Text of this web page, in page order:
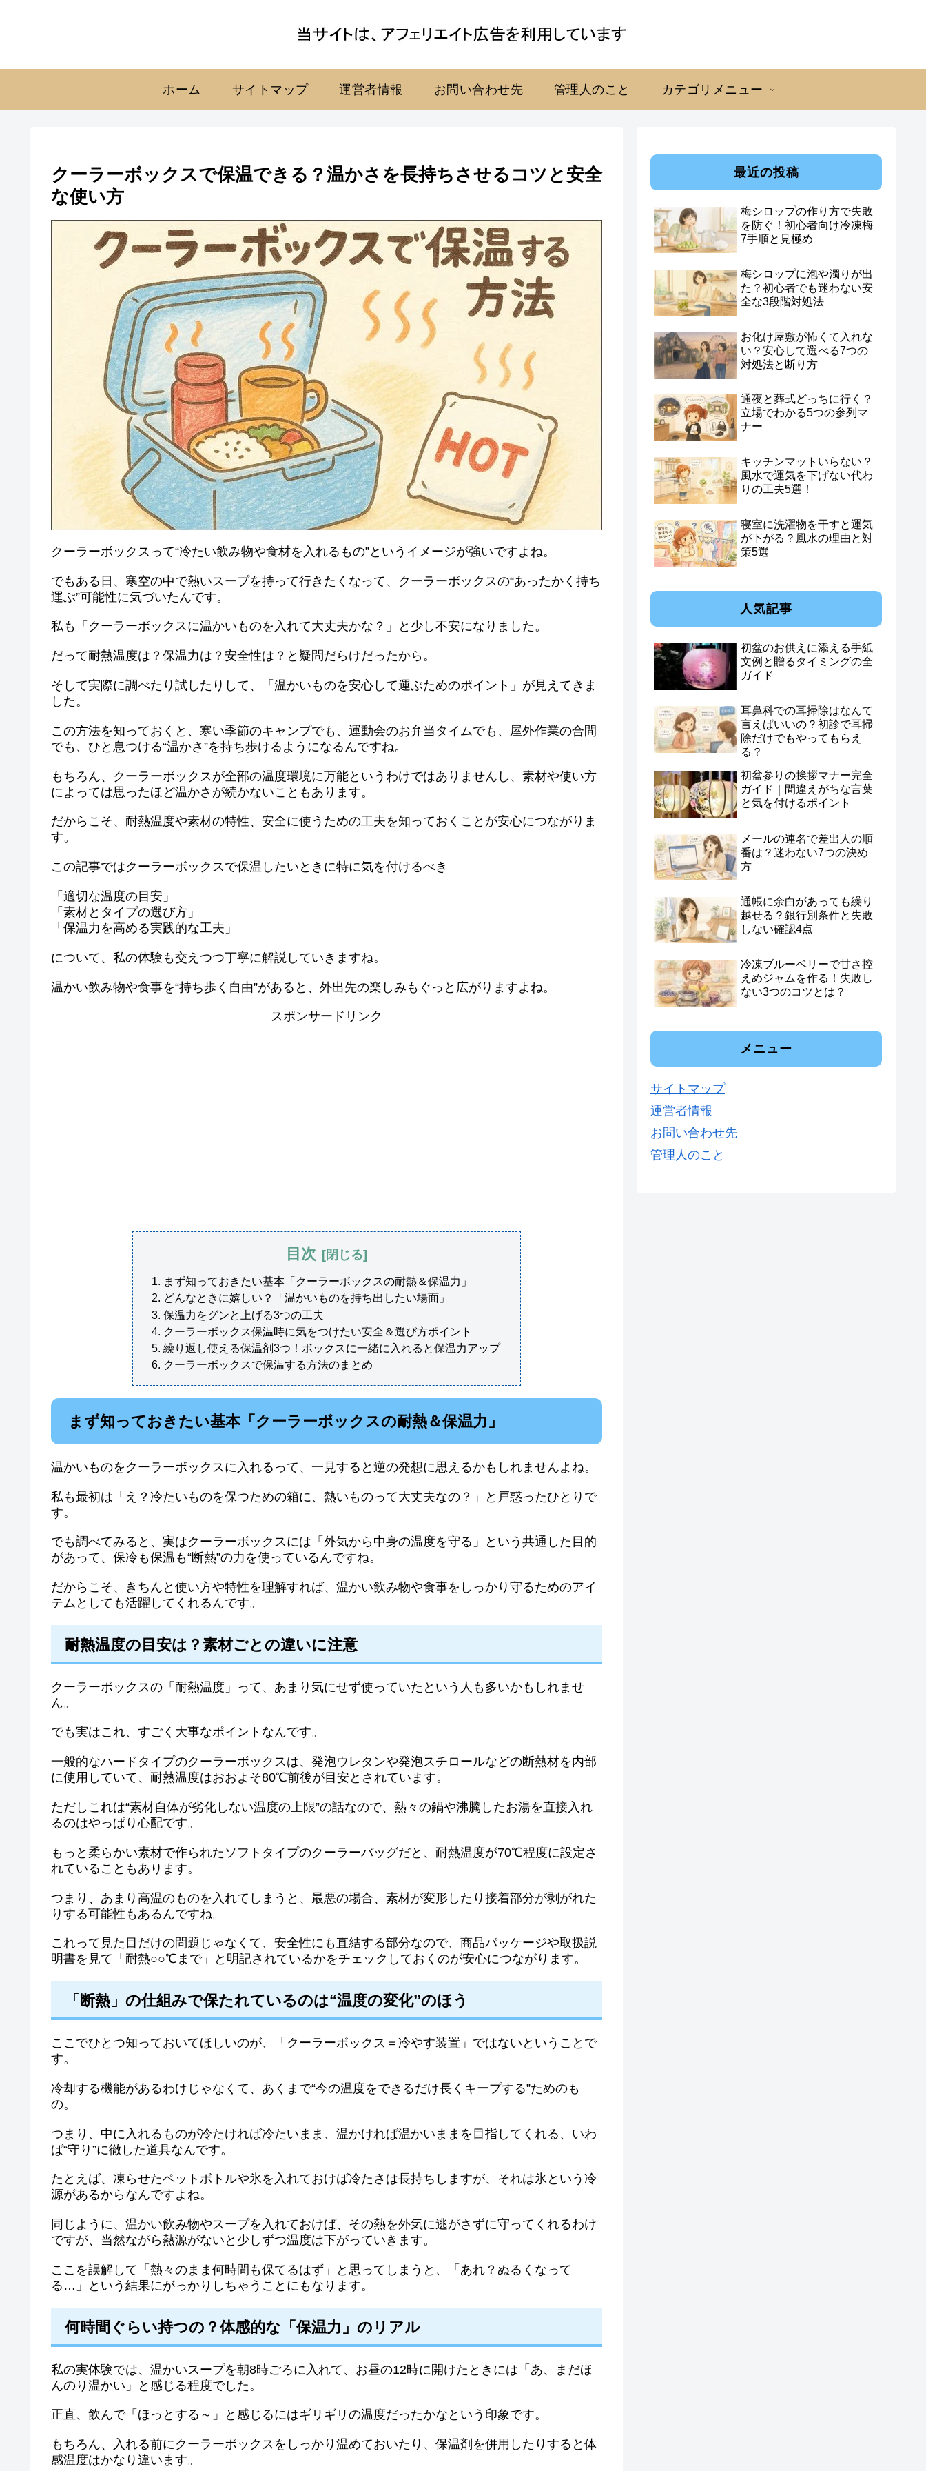
ホーム サイトマップ 運営者情報 お問い合わせ先 管理人のこと カテゴリメニュー
クーラーボックスで保温できる？温かさを長持ちさせるコツと安全
な使い方
クーラーボックスって“冷たい飲み物や食材を入れるもの”というイメージが強いですよね。
でもある日、寒空の中で熱いスープを持って行きたくなって、クーラーボックスの“あったかく持ち
運ぶ”可能性に気づいたんです。
私も「クーラーボックスに温かいものを入れて大丈夫かな？」と少し不安になりました。
だって耐熱温度は？保温力は？安全性は？と疑問だらけだったから。
そして実際に調べたり試したりして、「温かいものを安心して運ぶためのポイント」が見えてきま
した。
この方法を知っておくと、寒い季節のキャンプでも、運動会のお弁当タイムでも、屋外作業の合間
でも、ひと息つける“温かさ”を持ち歩けるようになるんですね。
もちろん、クーラーボックスが全部の温度環境に万能というわけではありませんし、素材や使い方
によっては思ったほど温かさが続かないこともあります。
だからこそ、耐熱温度や素材の特性、安全に使うための工夫を知っておくことが安心につながりま
す。
この記事ではクーラーボックスで保温したいときに特に気を付けるべき
「適切な温度の目安」
「素材とタイプの選び方」
「保温力を高める実践的な工夫」
について、私の体験も交えつつ丁寧に解説していきますね。
温かい飲み物や食事を“持ち歩く自由”があると、外出先の楽しみもぐっと広がりますよね。
スポンサードリンク
目次
まず知っておきたい基本「クーラーボックスの耐熱＆保温力」
どんなときに嬉しい？「温かいものを持ち出したい場面」
保温力をグンと上げる3つの工夫
クーラーボックス保温時に気をつけたい安全＆選び方ポイント
繰り返し使える保温剤3つ！ボックスに一緒に入れると保温力アップ
クーラーボックスで保温する方法のまとめ
まず知っておきたい基本「クーラーボックスの耐熱＆保温力」
温かいものをクーラーボックスに入れるって、一見すると逆の発想に思えるかもしれませんよね。
私も最初は「え？冷たいものを保つための箱に、熱いものって大丈夫なの？」と戸惑ったひとりで
す。
でも調べてみると、実はクーラーボックスには「外気から中身の温度を守る」という共通した目的
があって、保冷も保温も“断熱”の力を使っているんですね。
だからこそ、きちんと使い方や特性を理解すれば、温かい飲み物や食事をしっかり守るためのアイ
テムとしても活躍してくれるんです。
耐熱温度の目安は？素材ごとの違いに注意
クーラーボックスの「耐熱温度」って、あまり気にせず使っていたという人も多いかもしれませ
ん。
でも実はこれ、すごく大事なポイントなんです。
一般的なハードタイプのクーラーボックスは、発泡ウレタンや発泡スチロールなどの断熱材を内部
に使用していて、耐熱温度はおおよそ80℃前後が目安とされています。
ただしこれは“素材自体が劣化しない温度の上限”の話なので、熱々の鍋や沸騰したお湯を直接入れ
るのはやっぱり心配です。
もっと柔らかい素材で作られたソフトタイプのクーラーバッグだと、耐熱温度が70℃程度に設定さ
れていることもあります。
つまり、あまり高温のものを入れてしまうと、最悪の場合、素材が変形したり接着部分が剥がれた
りする可能性もあるんですね。
これって見た目だけの問題じゃなくて、安全性にも直結する部分なので、商品パッケージや取扱説
明書を見て「耐熱○○℃まで」と明記されているかをチェックしておくのが安心につながります。
「断熱」の仕組みで保たれているのは“温度の変化”のほう
ここでひとつ知っておいてほしいのが、「クーラーボックス＝冷やす装置」ではないということで
す。
冷却する機能があるわけじゃなくて、あくまで“今の温度をできるだけ長くキープする”ためのも
の。
つまり、中に入れるものが冷たければ冷たいまま、温かければ温かいままを目指してくれる、いわ
ば“守り”に徹した道具なんです。
たとえば、凍らせたペットボトルや氷を入れておけば冷たさは長持ちしますが、それは氷という冷
源があるからなんですよね。
同じように、温かい飲み物やスープを入れておけば、その熱を外気に逃がさずに守ってくれるわけ
ですが、当然ながら熱源がないと少しずつ温度は下がっていきます。
ここを誤解して「熱々のまま何時間も保てるはず」と思ってしまうと、「あれ？ぬるくなって
る…」という結果にがっかりしちゃうことにもなります。
何時間ぐらい持つの？体感的な「保温力」のリアル
私の実体験では、温かいスープを朝8時ごろに入れて、お昼の12時に開けたときには「あ、まだほ
んのり温かい」と感じる程度でした。
正直、飲んで「ほっとする～」と感じるにはギリギリの温度だったかなという印象です。
もちろん、入れる前にクーラーボックスをしっかり温めておいたり、保温剤を併用したりすると体
感温度はかなり違います。
最近の投稿
梅シロップの作り方で失敗
を防ぐ！初心者向け冷凍梅
7手順と見極め
梅シロップに泡や濁りが出
た？初心者でも迷わない安
全な3段階対処法
お化け屋敷が怖くて入れな
い？安心して選べる7つの
対処法と断り方
通夜と葬式どっちに行く？
立場でわかる5つの参列マ
ナー
キッチンマットいらない？
風水で運気を下げない代わ
りの工夫5選！
寝室に洗濯物を干すと運気
が下がる？風水の理由と対
策5選
人気記事
初盆のお供えに添える手紙
文例と贈るタイミングの全
ガイド
耳鼻科での耳掃除はなんて
言えばいいの？初診で耳掃
除だけでもやってもらえ
る？
初盆参りの挨拶マナー完全
ガイド｜間違えがちな言葉
と気を付けるポイント
メールの連名で差出人の順
番は？迷わない7つの決め
方
通帳に余白があっても繰り
越せる？銀行別条件と失敗
しない確認4点
冷凍ブルーベリーで甘さ控
えめジャムを作る！失敗し
ない3つのコツとは？
メニュー
サイトマップ
運営者情報
お問い合わせ先
管理人のこと